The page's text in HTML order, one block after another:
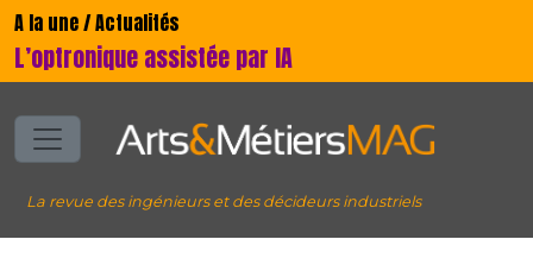
A la une / Actualités
L’optronique assistée par IA
La revue des ingénieurs et des décideurs industriels